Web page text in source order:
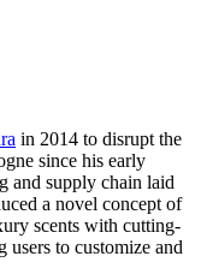
in 2014 to disrupt the
since his early
and supply chain laid
a novel concept of
scents with cutting-
users to customize and